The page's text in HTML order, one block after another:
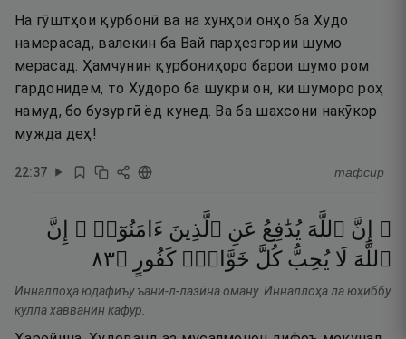
На гӯштҳои қурбонӣ ва на хунҳои онҳо ба Худо
намерасад, валекин ба Вай парҳезгории шумо
мерасад. Ҳамчунин қурбониҳоро барои шумо ром
гардонидем, то Худоро ба шукри он, ки шуморо роҳ
намуд, бо бузургӣ ёд кунед. Ва ба шахсони накӯкор
мужда деҳ!
22:37 тафсир
۞ إِنَّ ٱللَّهَ يُدَٰفِعُ عَنِ ٱلَّذِينَ ءَامَنُوٓا۟ ۗ
إِنَّ
ٱللَّهَ لَا يُحِبُّ كُلَّ خَوَّانٍۢ كَفُورٍ ۝٣٨
Инналлоҳа юдафиъу ъани-л-лазӣна оману. Инналлоҳа ла юҳиббу
кулла хавванин кафур.